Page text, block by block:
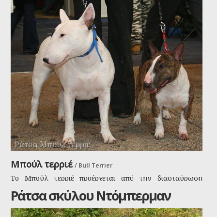
καστανά μάτια.
Ράτσα Μπούλ τερριέ
Μπούλ τερριέ / Bull Terrier
Το Μπούλ τερριέ προέρχεται από την διασταύρωση
Μπουλντόγκ με Τεριέ για να δημιουργηθεί «ο μονομάχος
των σκυλιών».
Ράτσα σκύλου Ντόμπερμαν